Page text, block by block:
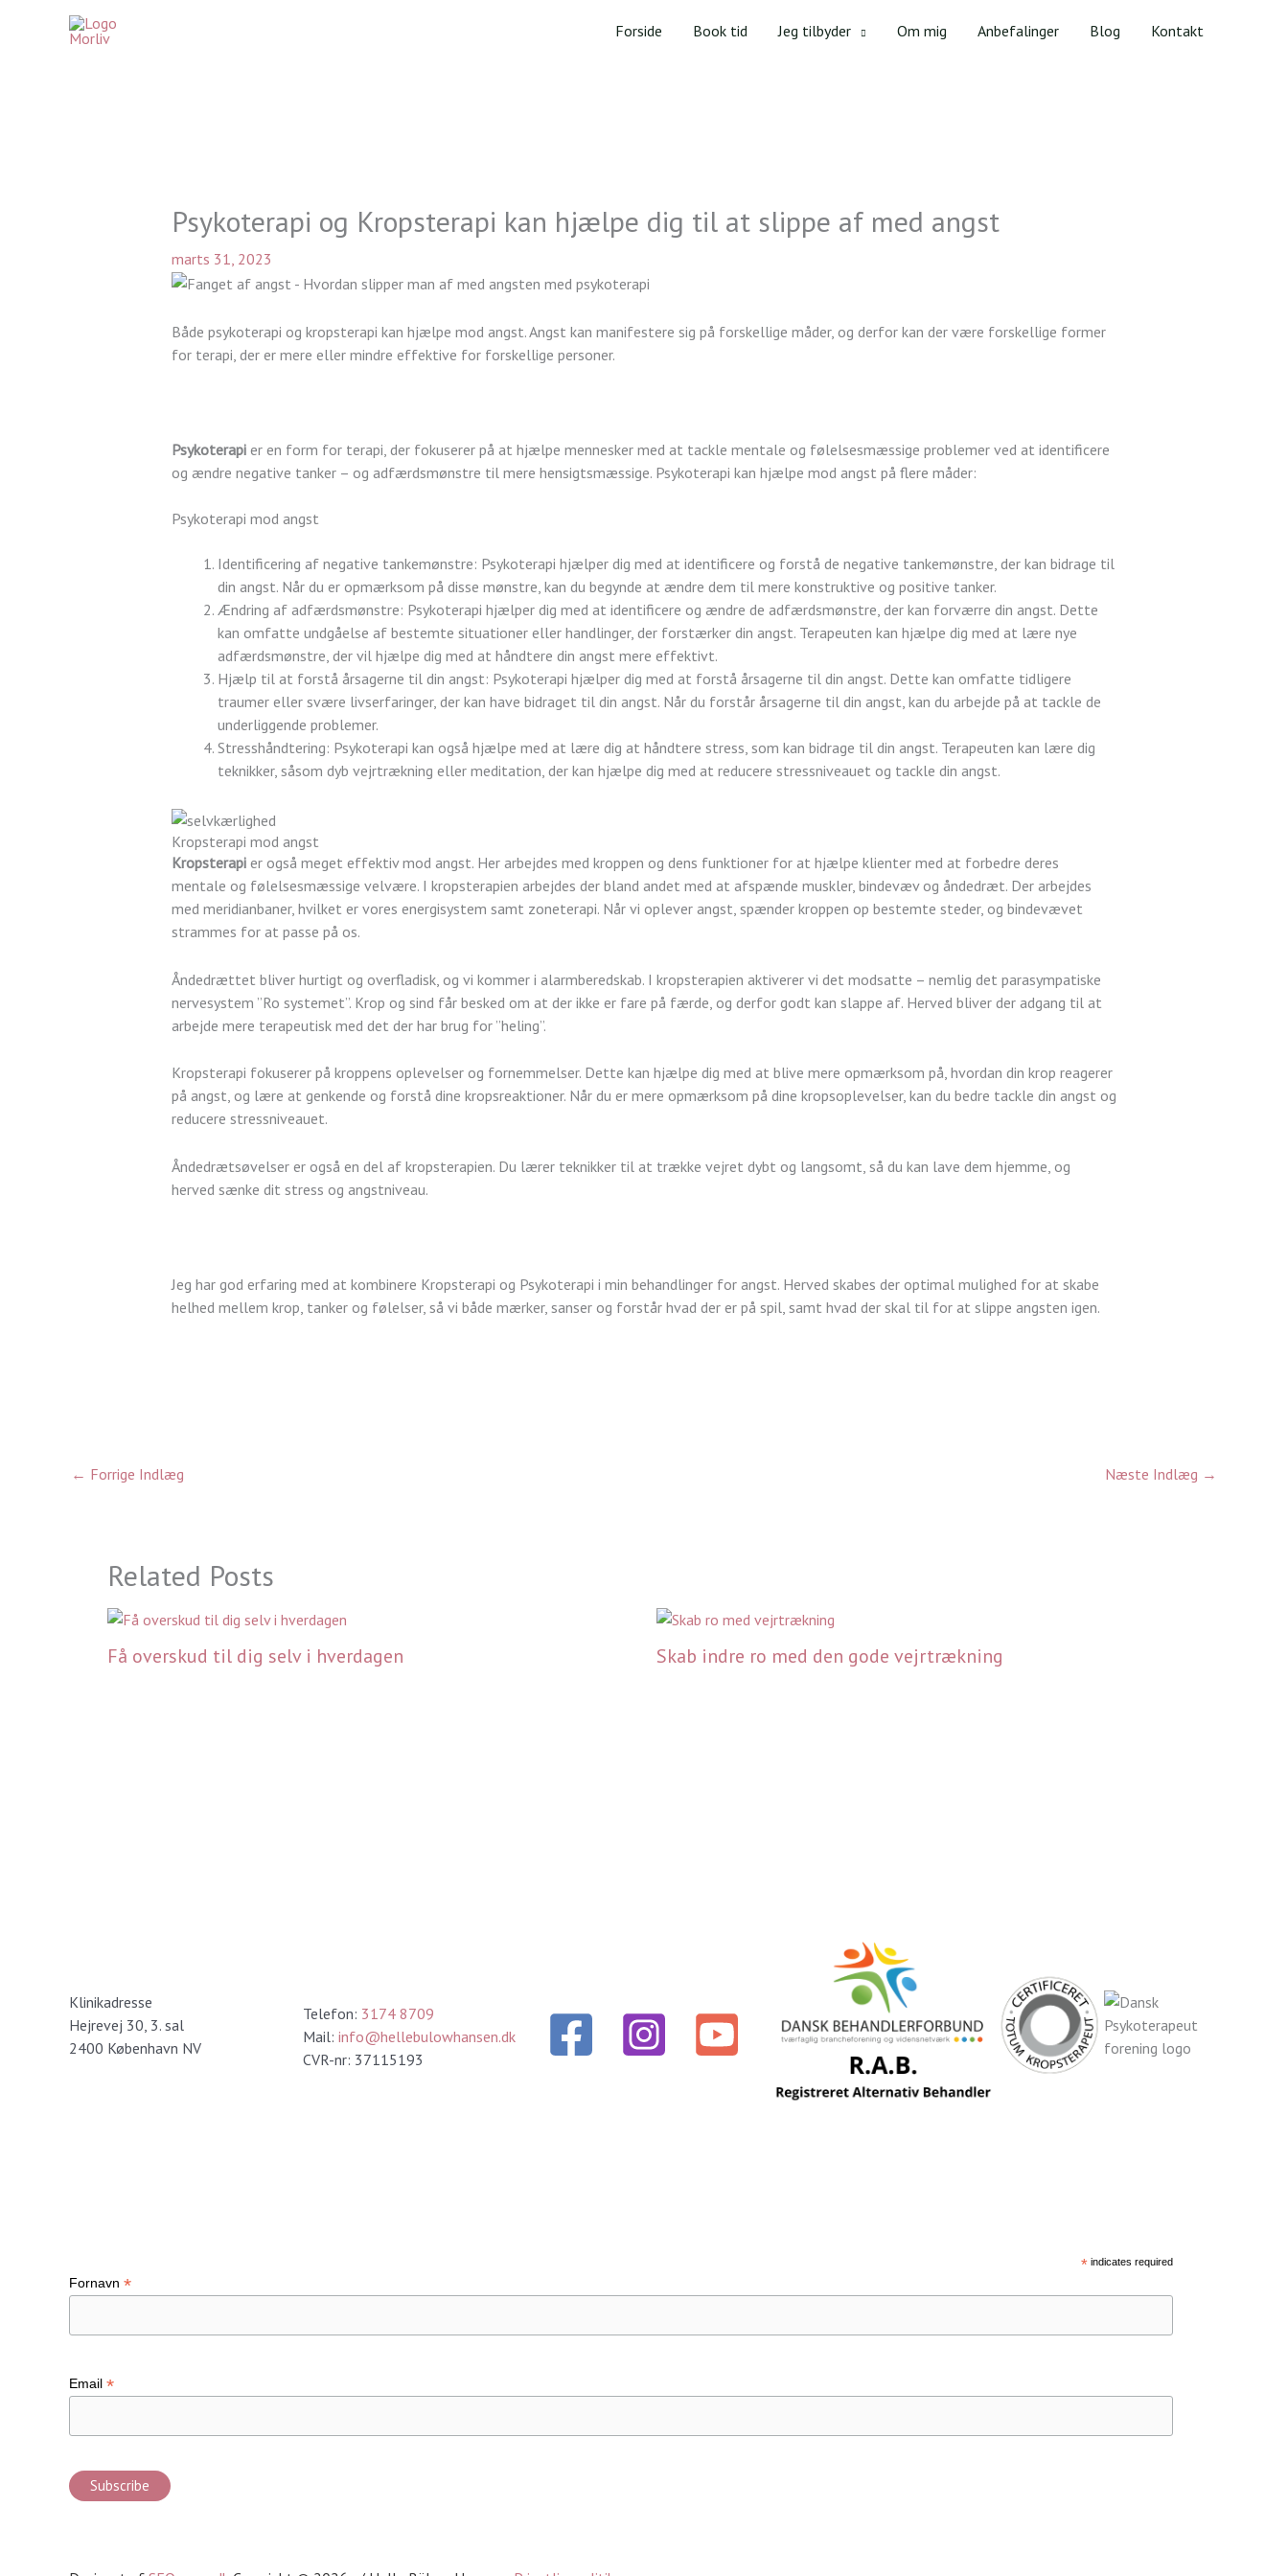
Forside Book tid Jeg tilbyder Om mig Anbefalinger Blog Kontakt
Psykoterapi og Kropsterapi kan hjælpe dig til at slippe af med angst
marts 31, 2023
Både psykoterapi og kropsterapi kan hjælpe mod angst. Angst kan manifestere sig på forskellige måder, og derfor kan der være forskellige former
for terapi, der er mere eller mindre effektive for forskellige personer.
Psykoterapier en form for terapi, der fokuserer på at hjælpe mennesker med at tackle mentale og følelsesmæssige problemer ved at identificere
og ændre negative tanker – og adfærdsmønstre til mere hensigtsmæssige. Psykoterapi kan hjælpe mod angst på flere måder:
Psykoterapi mod angst
Identificering af negative tankemønstre: Psykoterapi hjælper dig med at identificere og forstå de negative tankemønstre, der kan bidrage til
din angst. Når du er opmærksom på disse mønstre, kan du begynde at ændre dem til mere konstruktive og positive tanker.
Ændring af adfærdsmønstre: Psykoterapi hjælper dig med at identificere og ændre de adfærdsmønstre, der kan forværre din angst. Dette
kan omfatte undgåelse af bestemte situationer eller handlinger, der forstærker din angst. Terapeuten kan hjælpe dig med at lære nye
adfærdsmønstre, der vil hjælpe dig med at håndtere din angst mere effektivt.
Hjælp til at forstå årsagerne til din angst: Psykoterapi hjælper dig med at forstå årsagerne til din angst. Dette kan omfatte tidligere
traumer eller svære livserfaringer, der kan have bidraget til din angst. Når du forstår årsagerne til din angst, kan du arbejde på at tackle de
underliggende problemer.
Stresshåndtering: Psykoterapi kan også hjælpe med at lære dig at håndtere stress, som kan bidrage til din angst. Terapeuten kan lære dig
teknikker, såsom dyb vejrtrækning eller meditation, der kan hjælpe dig med at reducere stressniveauet og tackle din angst.
Kropsterapi mod angst
Kropsterapi er også meget effektiv mod angst. Her arbejdes med kroppen og dens funktioner for at hjælpe klienter med at forbedre deres
mentale og følelsesmæssige velvære. I kropsterapien arbejdes der bland andet med at afspænde muskler, bindevæv og åndedræt. Der arbejdes
med meridianbaner, hvilket er vores energisystem samt zoneterapi. Når vi oplever angst, spænder kroppen op bestemte steder, og bindevævet
strammes for at passe på os.
Åndedrættet bliver hurtigt og overfladisk, og vi kommer i alarmberedskab. I kropsterapien aktiverer vi det modsatte – nemlig det parasympatiske
nervesystem ”Ro systemet”. Krop og sind får besked om at der ikke er fare på færde, og derfor godt kan slappe af. Herved bliver der adgang til at
arbejde mere terapeutisk med det der har brug for ”heling”.
Kropsterapi fokuserer på kroppens oplevelser og fornemmelser. Dette kan hjælpe dig med at blive mere opmærksom på, hvordan din krop reagerer
på angst, og lære at genkende og forstå dine kropsreaktioner. Når du er mere opmærksom på dine kropsoplevelser, kan du bedre tackle din angst og
reducere stressniveauet.
Åndedrætsøvelser er også en del af kropsterapien. Du lærer teknikker til at trække vejret dybt og langsomt, så du kan lave dem hjemme, og
herved sænke dit stress og angstniveau.
Jeg har god erfaring med at kombinere Kropsterapi og Psykoterapi i min behandlinger for angst. Herved skabes der optimal mulighed for at skabe
helhed mellem krop, tanker og følelser, så vi både mærker, sanser og forstår hvad der er på spil, samt hvad der skal til for at slippe angsten igen.
← Forrige Indlæg Næste Indlæg →
Related Posts
Få overskud til dig selv i hverdagen Skab indre ro med den gode vejrtrækning
Klinikadresse
Hejrevej 30, 3. sal
2400 København NV
Telefon: 3174 8709
Mail: info@hellebulowhansen.dk
CVR-nr: 37115193
* indicates required
Fornavn *
Email *